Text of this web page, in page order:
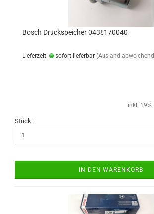
Bosch Druckspeicher 0438170040
Lieferzeit: sofort lieferbar (Ausland
inkl. 19%
Stück:
IN DEN WARENKORB